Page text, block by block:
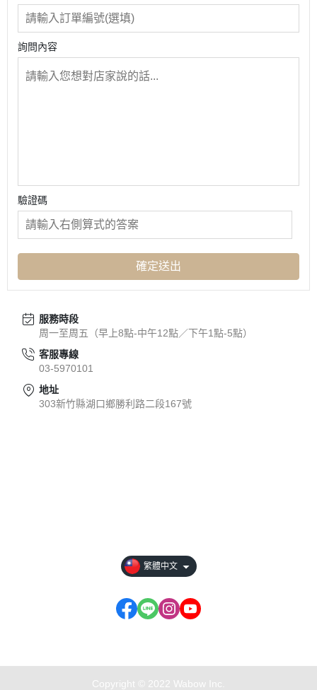
詢問內容
驗證碼
確定送出
服務時段
周一至周五（早上8點-中午12點／下午1點-5點）
客服專線
03-5970101
地址
303新竹縣湖口鄉勝利路二段167號
繁體中文
Copyright © 2022 Wabow Inc.